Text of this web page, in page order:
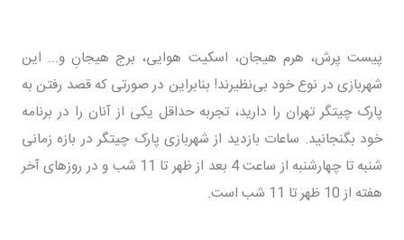
پیست پرش، هرم هیجان، اسکیت هوایی، برج هیجانِ و... این
شهربازی در نوع خود بی‌نظیرند! بنابراین در صورتی که قصد رفتن به
پارک چیتگر تهران را دارید، تجربه حداقل یکی از آنان را در برنامه
خود بگنجانید. ساعات بازدید از شهربازی پارک چیتگر در بازه زمانی
شنبه تا چهارشنبه از ساعت 4 بعد از ظهر تا 11 شب و در روز‌های آخر
هفته از 10 ظهر تا 11 شب است.